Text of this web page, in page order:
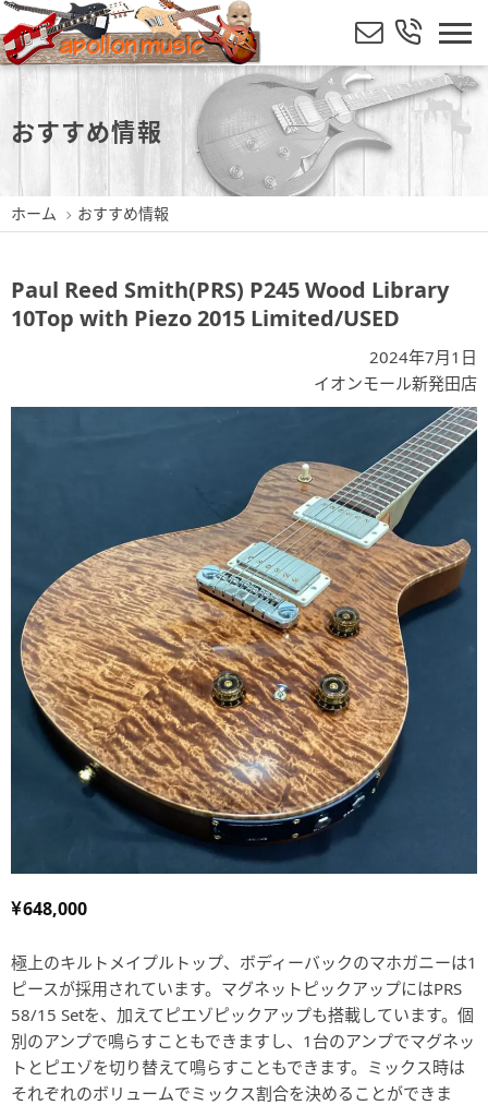
おすすめ情報
ホーム おすすめ情報
Paul Reed Smith(PRS) P245 Wood Library
10Top with Piezo 2015 Limited/USED
2024年7月1日
イオンモール新発田店
648,000
極上のキルトメイプルトップ、ボディーバックのマホガニーは1
ピースが採用されています。マグネットピックアップにはPRS
58/15 Setを、加えてピエゾピックアップも搭載しています。個
別のアンプで鳴らすこともできますし、1台のアンプでマグネッ
トとピエゾを切り替えて鳴らすこともできます。ミックス時は
それぞれのボリュームでミックス割合を決めることができま